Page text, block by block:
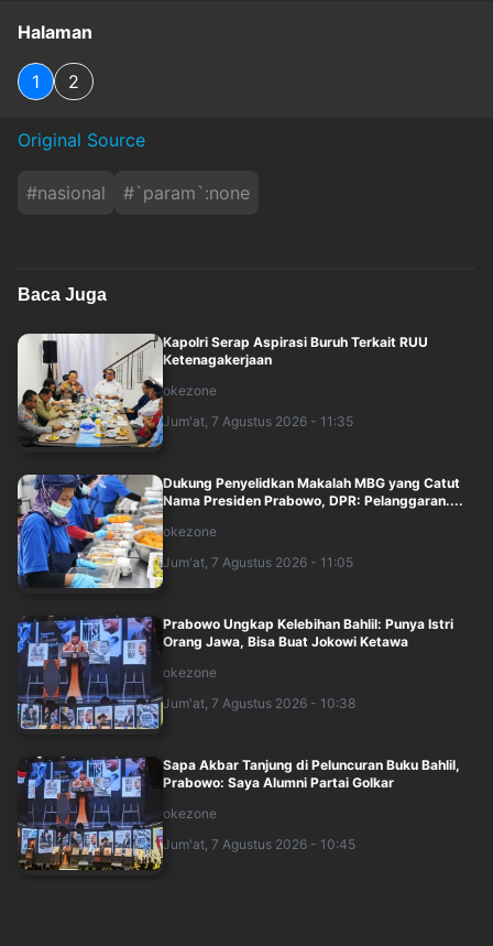
Halaman
1 2
Original Source
#nasional #`param`:none
Baca Juga
Kapolri Serap Aspirasi Buruh Terkait RUU
Ketenagakerjaan
okezone
Jum'at, 7 Agustus 2026 - 11:35
Dukung Penyelidkan Makalah MBG yang Catut
Nama Presiden Prabowo, DPR: Pelanggaran....
okezone
Jum'at, 7 Agustus 2026 - 11:05
Prabowo Ungkap Kelebihan Bahlil: Punya Istri
Orang Jawa, Bisa Buat Jokowi Ketawa
okezone
Jum'at, 7 Agustus 2026 - 10:38
Sapa Akbar Tanjung di Peluncuran Buku Bahlil,
Prabowo: Saya Alumni Partai Golkar
okezone
Jum'at, 7 Agustus 2026 - 10:45